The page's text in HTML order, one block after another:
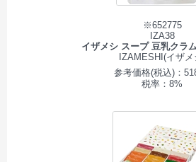
※652775
IZA38
イザメシ スープ 豆乳クラ
IZAMESHI(イザメ
参考価格(税込)：
税率：8%